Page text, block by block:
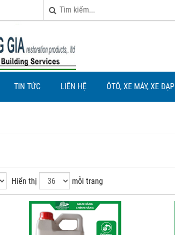
TIN TỨC LIÊN HỆ ÔTÔ, XE MÁY, XE ĐẠP
Hiển thị mỗi trang